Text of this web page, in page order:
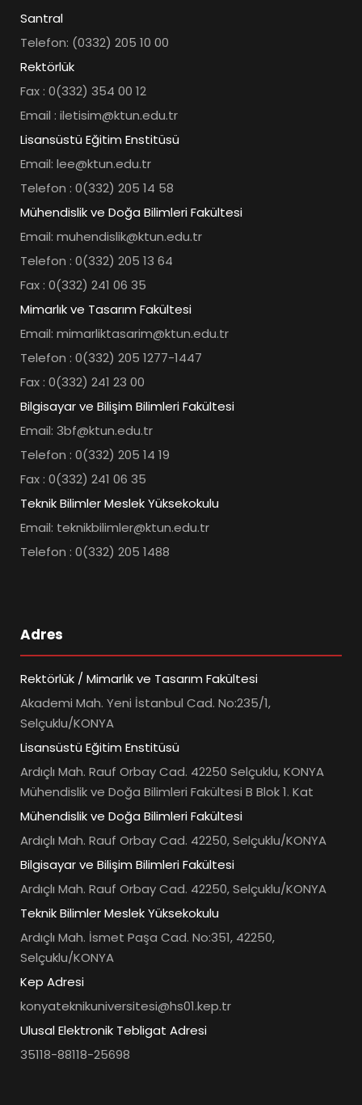
Santral
Telefon: (0332) 205 10 00
Rektörlük
Fax : 0(332) 354 00 12
Email : iletisim@ktun.edu.tr
Lisansüstü Eğitim Enstitüsü
Email: lee@ktun.edu.tr
Telefon : 0(332) 205 14 58
Mühendislik ve Doğa Bilimleri Fakültesi
Email: muhendislik@ktun.edu.tr
Telefon : 0(332) 205 13 64
Fax : 0(332) 241 06 35
Mimarlık ve Tasarım Fakültesi
Email: mimarliktasarim@ktun.edu.tr
Telefon : 0(332) 205 1277-1447
Fax : 0(332) 241 23 00
Bilgisayar ve Bilişim Bilimleri Fakültesi
Email: 3bf@ktun.edu.tr
Telefon : 0(332) 205 14 19
Fax : 0(332) 241 06 35
Teknik Bilimler Meslek Yüksekokulu
Email: teknikbilimler@ktun.edu.tr
Telefon : 0(332) 205 1488
Adres
Rektörlük / Mimarlık ve Tasarım Fakültesi
Akademi Mah. Yeni İstanbul Cad. No:235/1,
Selçuklu/KONYA
Lisansüstü Eğitim Enstitüsü
Ardıçlı Mah. Rauf Orbay Cad. 42250 Selçuklu, KONYA
Mühendislik ve Doğa Bilimleri Fakültesi B Blok 1. Kat
Mühendislik ve Doğa Bilimleri Fakültesi
Ardıçlı Mah. Rauf Orbay Cad. 42250, Selçuklu/KONYA
Bilgisayar ve Bilişim Bilimleri Fakültesi
Ardıçlı Mah. Rauf Orbay Cad. 42250, Selçuklu/KONYA
Teknik Bilimler Meslek Yüksekokulu
Ardıçlı Mah. İsmet Paşa Cad. No:351, 42250,
Selçuklu/KONYA
Kep Adresi
konyateknikuniversitesi@hs01.kep.tr
Ulusal Elektronik Tebligat Adresi
35118-88118-25698